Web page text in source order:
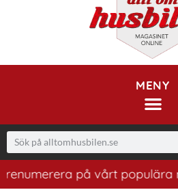
MENY
på vårt populära